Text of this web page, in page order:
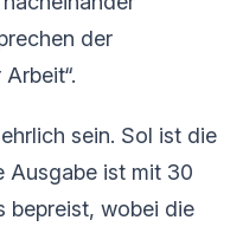
der
sein. Sol ist die
Ausgabe ist mit 30
bepreist, wobei die